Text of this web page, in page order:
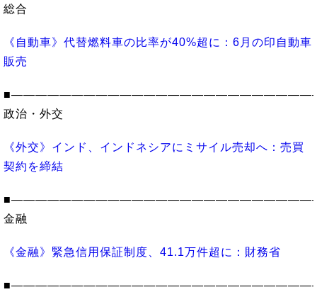
総合
《自動車》代替燃料車の比率が40%超に：6月の印自動車
販売
政治・外交
《外交》インド、インドネシアにミサイル売却へ：売買
契約を締結
金融
《金融》緊急信用保証制度、41.1万件超に：財務省